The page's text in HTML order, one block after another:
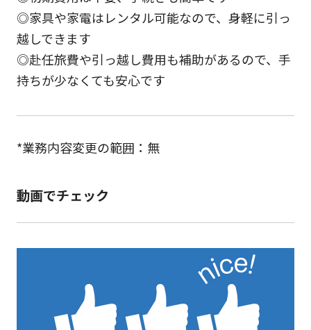
◎家具や家電はレンタル可能なので、身軽に引っ
越しできます
◎赴任旅費や引っ越し費用も補助があるので、手
持ちが少なくても安心です
*業務内容変更の範囲：無
動画でチェック